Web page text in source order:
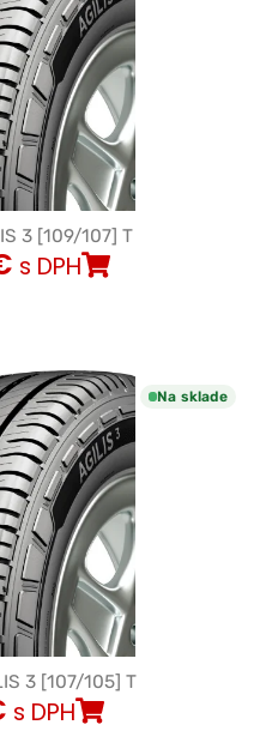
3 [109/107] T
s DPH
Na sklade
3 [107/105] T
s DPH